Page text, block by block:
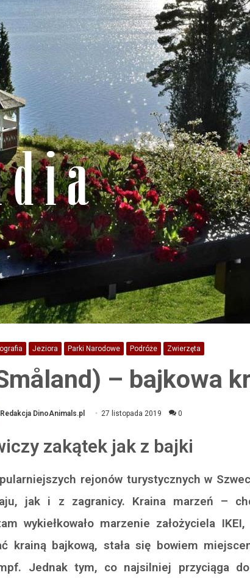
Jeziora Parki Narodowe Podróże Zwierzęta
– bajkowa
Redakcja DinoAnimals.pl 27 listopada 2019 0
zakątek jak z bajki
rejonów turystycznych w
jak i z zagranicy. Kraina marzeń –
wykiełkowało marzenie założyciela
krainą bajkową, stała się bowiem
Jednak tym, co najsilniej przyciąga